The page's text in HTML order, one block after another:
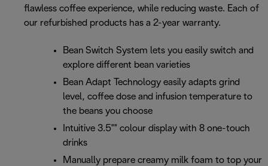
flawless coffee experience, while reducing waste. Each of
our refurbished products has a 2-year warranty.
Bean Switch System lets you easily switch and
explore different bean varieties
Bean Adapt Technology easily adapts grind
level, coffee dose and infusion temperature to
the beans you choose
Intuitive 3.5"" colour display with 8 one-touch
drinks
Manually prepare creamy milk foam to top your